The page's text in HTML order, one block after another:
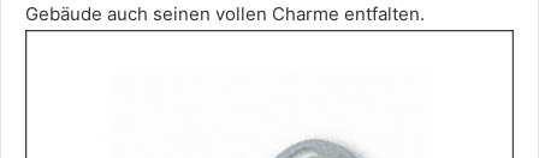
Gebäude auch seinen vollen Charme entfalten.